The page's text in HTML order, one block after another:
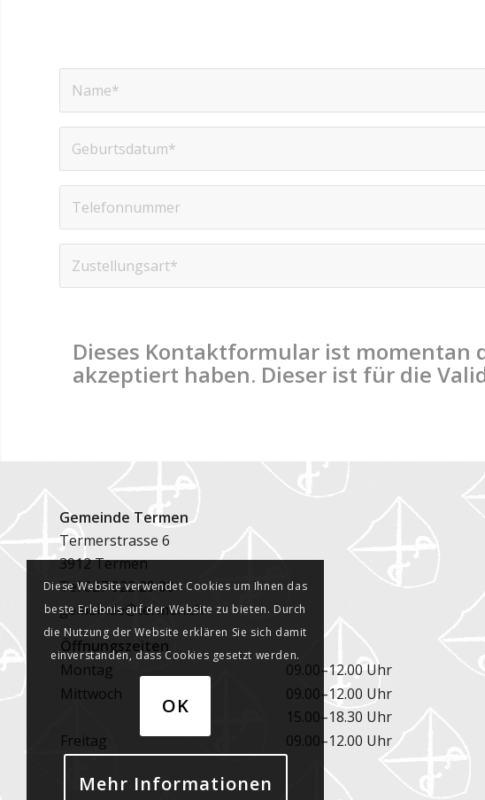
Dieses Kontaktformular ist momentan
akzeptiert haben. Dieser ist für die
Gemeinde Termen
Termerstrasse 6
3912 Termen
Tel027 922 29 00
gemeinde@termen.ch
Öffnungszeiten
Montag
09.00–12.00 Uhr
Mittwoch
09.00–12.00 Uhr
15.00–18.30 Uhr
Freitag
09.00–12.00 Uhr
Diese Website verwendet Cookies um Ihnen das
beste Erlebnis auf der Website zu bieten. Durch
die Nutzung der Website erklären Sie sich damit
einverstanden, dass Cookies gesetzt werden.
OK
Mehr Informationen